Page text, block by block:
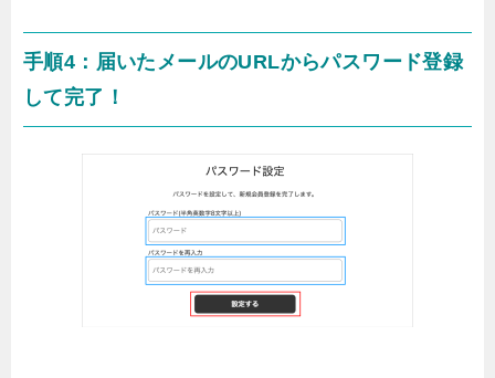
手順4： 届いたメールのURLからパスワード登録
して完了！